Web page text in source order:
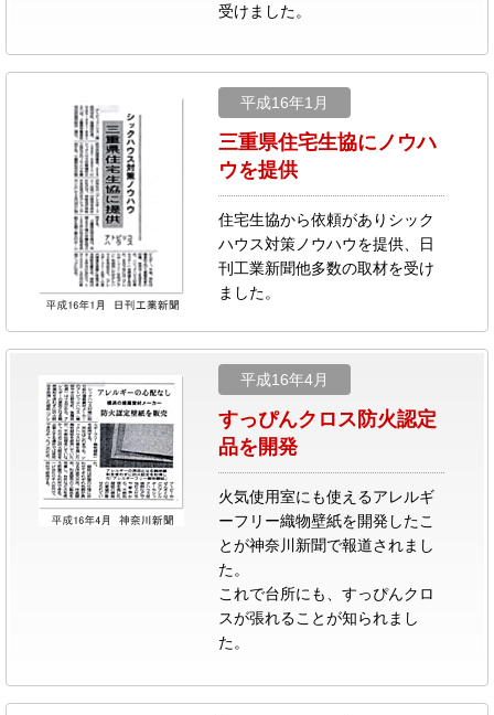
受けました。
平成16年1月
三重県住宅生協にノウハ
ウを提供
住宅生協から依頼がありシック
ハウス対策ノウハウを提供、日
刊工業新聞他多数の取材を受け
ました。
平成16年4月
すっぴんクロス防火認定
品を開発
火気使用室にも使えるアレルギ
ーフリー織物壁紙を開発したこ
とが神奈川新聞で報道されまし
た。
これで台所にも、すっぴんクロ
スが張れることが知られまし
た。